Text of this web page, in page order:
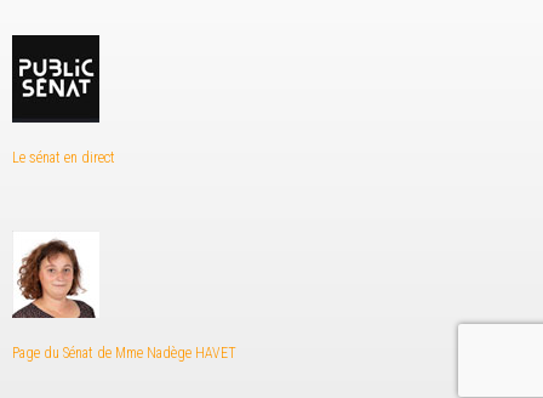
Le sénat en direct
Page du Sénat de Mme Nadège HAVET